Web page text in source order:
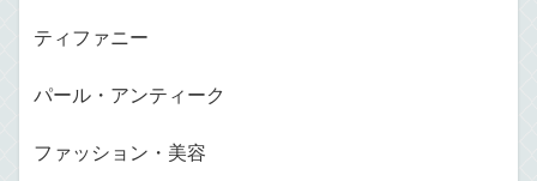
ティファニー
パール・アンティーク
ファッション・美容